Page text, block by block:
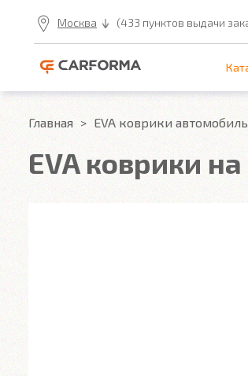
Москва (433 пунктов выдачи
Главная EVA коврики
EVA коврики